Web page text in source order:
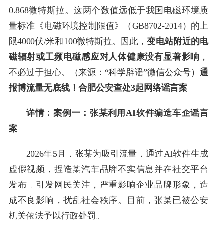
0.868微特斯拉。这两个数值远低于我国电磁环境质
量标准《电磁环境控制限值》（GB8702-2014）的上
限4000伏/米和100微特斯拉。因此，变电站附近的电
磁辐射或工频电磁感应对人体健康没有显著影响 ，
不必过于担心。（来源：“科学辟谣”微信公众号）通
报博流量无底线！合肥公安查处3起网络谣言案
详情：案例一：张某利用AI软件编造车企谣言
案
2026年5月，张某为吸引流量，通过AI软件生成
虚假视频，捏造某汽车品牌不实信息并在社交平台
发布，引发网民关注，严重影响企业品牌形象，造
成不良影响，扰乱社会秩序。目前，张某已被公安
机关依法予以行政处罚。